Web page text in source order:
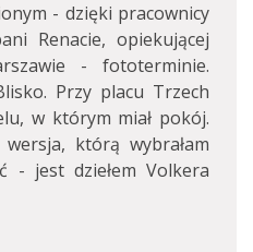
- dzięki pracownicy
Renacie, opiekującej
- fototerminie.
Przy placu Trzech
w którym miał pokój.
którą wybrałam
- jest dziełem Volkera